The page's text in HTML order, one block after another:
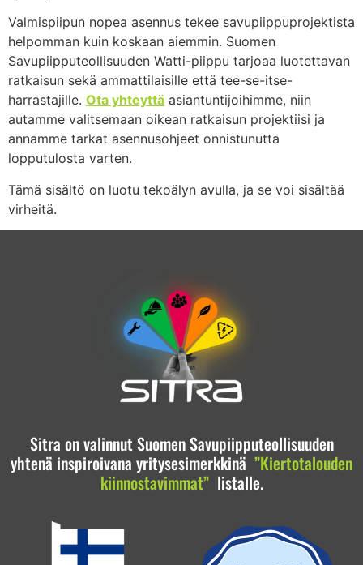
Valmispiipun nopea asennus tekee savupiippuprojektista
helpomman kuin koskaan aiemmin. Suomen
Savupiipputeollisuuden Watti-piippu tarjoaa luotettavan
ratkaisun sekä ammattilaisille että tee-se-itse-
harrastajille. Ota yhteyttä asiantuntijoihimme, niin
autamme valitsemaan oikean ratkaisun projektiisi ja
annamme tarkat asennusohjeet onnistunutta
lopputulosta varten.
Tämä sisältö on luotu tekoälyn avulla, ja se voi sisältää
virheitä.
Sitra on valinnut Suomen Savupiipputeollisuuden
yhtenä inspiroivana yritysesimerkkinä ”Kiertotalouden
kiinnostavimmat”listalle.